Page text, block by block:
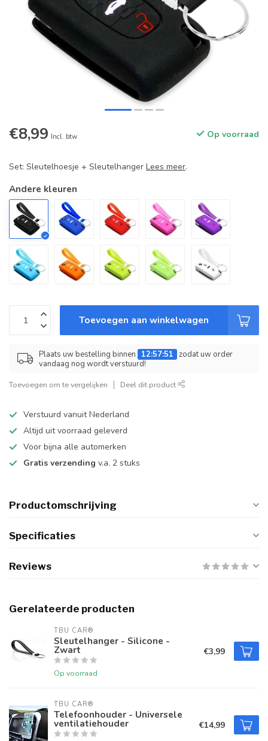
€8,99 Incl. btw Op voorraad
Set: Sleutelhoesje + Sleutelhanger Lees meer.
Andere kleuren
Toevoegen aan winkelwagen
Plaats uw bestelling binnen 12:57:51 zodat uw order
vandaag nog wordt verstuurd!
Toevoegen om te vergelijken Deel dit product
Verstuurd vanuit Nederland
Altijd uit voorraad geleverd
Voor bijna alle automerken
Gratis verzending v.a. 2 stuks
Productomschrijving
Specificaties
Reviews
Gerelateerde producten
TBU CAR®
Sleutelhanger - Silicone -
Zwart
Op voorraad
€3,99
TBU CAR®
Telefoonhouder - Universele
ventilatiehouder €14,99